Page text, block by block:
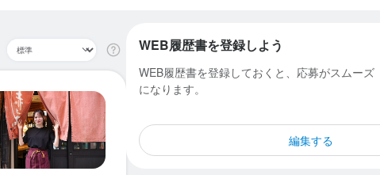
WEB履歴書を登録しよう
WEB履歴書を登録しておくと、応募がスムーズ
になります。
編集する